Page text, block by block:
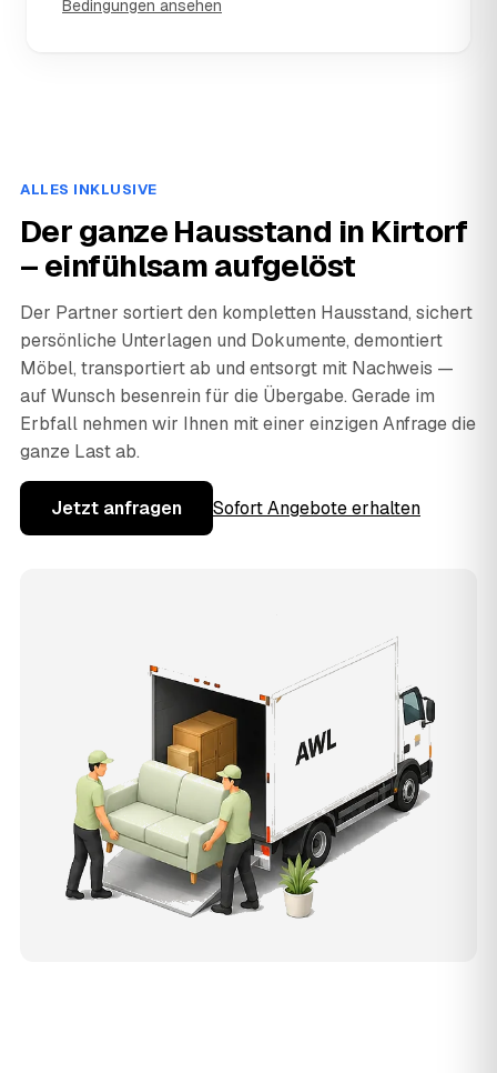
Bedingungen ansehen
ALLES INKLUSIVE
Der ganze Hausstand in Kirtorf
– einfühlsam aufgelöst
Der Partner sortiert den kompletten Hausstand, sichert
persönliche Unterlagen und Dokumente, demontiert
Möbel, transportiert ab und entsorgt mit Nachweis —
auf Wunsch besenrein für die Übergabe. Gerade im
Erbfall nehmen wir Ihnen mit einer einzigen Anfrage die
ganze Last ab.
Jetzt anfragen Sofort Angebote erhalten